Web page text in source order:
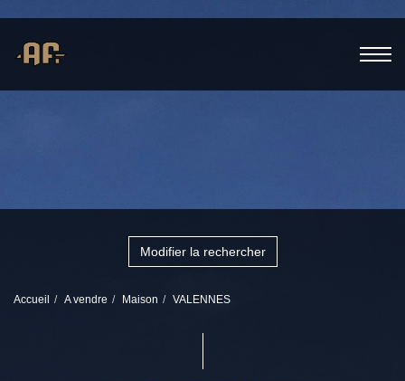
Modifier la rechercher
Accueil A vendre Maison VALENNES